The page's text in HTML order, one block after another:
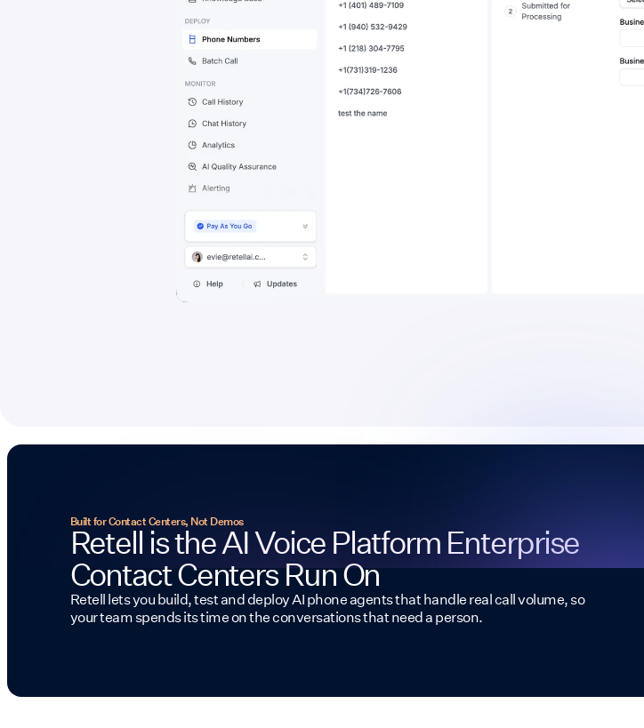
Built for Contact Centers, Not Demos
Retell is the AI Voice Platform Enterprise
Contact Centers Run On
Retell lets you build, test and deploy AI phone agents that handle real call volume, so
your team spends its time on the conversations that need a person.